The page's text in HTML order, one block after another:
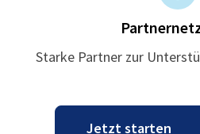
Starke Partner zur